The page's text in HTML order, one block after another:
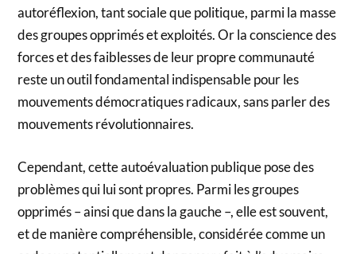
autoréflexion, tant sociale que politique, parmi la masse
des groupes opprimés et exploités. Or la conscience des
forces et des faiblesses de leur propre communauté
reste un outil fondamental indispensable pour les
mouvements démocratiques radicaux, sans parler des
mouvements révolutionnaires.
Cependant, cette autoévaluation publique pose des
problèmes qui lui sont propres. Parmi les groupes
opprimés – ainsi que dans la gauche –, elle est souvent,
et de manière compréhensible, considérée comme un